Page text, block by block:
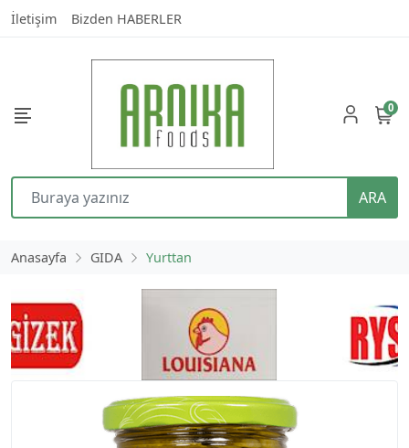
İletişim Bizden HABERLER
ARA
0
Anasayfa GIDA Yurttan